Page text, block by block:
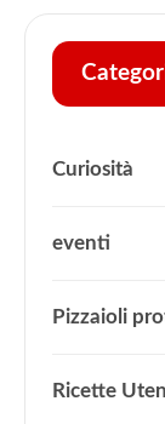
Curiosità
eventi
Pizzaioli
Ricette